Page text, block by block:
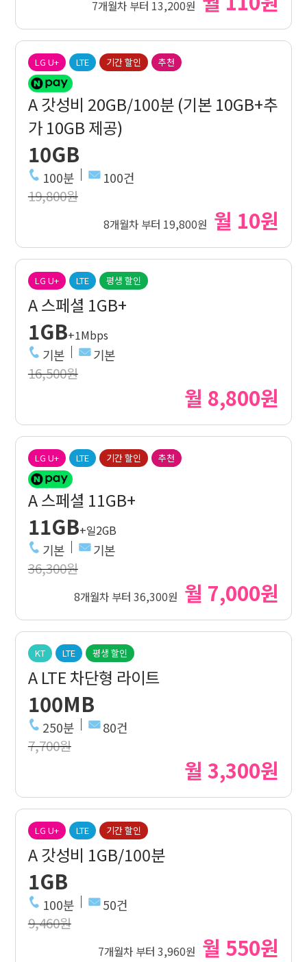
7개월차 부터 13,200원
LG U+ LTE 기간 할인 추천
A 갓성비 20GB/100분 (기본 10GB+추
가 10GB 제공)
10GB
100분 100건
19,800원
8개월차 부터 19,800원 월 10원
LG U+ LTE 평생 할인
A 스페셜 1GB+
1GB+1Mbps
기본 기본
16,500원
월 8,800원
LG U+ LTE 기간 할인 추천
A 스페셜 11GB+
11GB+일2GB
기본 기본
36,300원
8개월차 부터 36,300원 월 7,000원
KT LTE 평생 할인
A LTE 차단형 라이트
100MB
250분 80건
7,700원
월 3,300원
LG U+ LTE 기간 할인
A 갓성비 1GB/100분
1GB
100분 50건
9,460원
7개월차 부터 3,960원 월 550원